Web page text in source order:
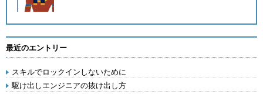
最近のエントリー
スキルでロックインしないために
駆け出しエンジニアの抜け出し方